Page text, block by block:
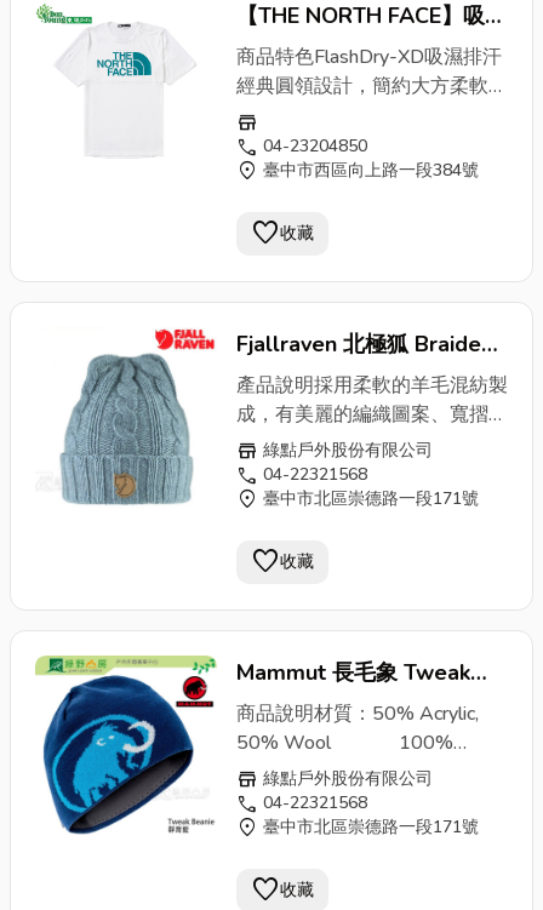
詢問04-22321568◆使用高品
質的50％羊毛和50％的Acrylic
混紡而成◆帽頂六道冠形縫合，
內部刷絨頭帶，透氣吸汗讓頭部
保持乾爽。尺寸：ONE SIZE重
wool / 50% Acrylic、
Microfleece用途：登山、攀
岩、健行、旅行、跑步
【THE NORTH FACE】吸溼
排汗男款撞色LOGO短袖T
恤/49A5P7U
商品特色FlashDry-XD吸濕排汗
經典圓領設計，簡約大方柔軟易
打理材質，親膚舒適材質：聚酯
纖維貨號：NF0A49A5P7U1因
與實體店面同步銷售，【商品購
喔！】
store
call 04-23204850
location_on 臺中市西區向上路一段384號
favorite收藏
Fjallraven 北極狐 Braided
針織羊毛帽 Knit 保暖帽 皮
革 logo霜綠 77377-664
產品說明採用柔軟的羊毛混紡製
成，有美麗的編織圖案、寬摺邊
帽緣，以及皮革logo點綴。以
80%的羊毛混紡20%的
polyamide製成寬摺邊帽緣皮革
狀態依然能提供溫暖polyamide
F77377系列：Outdoor重量：
Polyamide
store 綠點戶外股份有限公司
call 04-22321568
location_on 臺中市北區崇德路一段171號
favorite收藏
Mammut 長毛象 Tweak
Beanie 保暖編織帽 保暖帽
毛線帽 群青藍
MO201351F080 綠野山房
商品說明材質：50% Acrylic,
50% Wool 100%
Polyester尺碼：one size 重
量：40 g 特點：*細緻的編織帽
*內裡超細保暖纖維 *Mammut
動、滑雪商品說明材質：50%
store 綠點戶外股份有限公司
call 04-22321568
location_on 臺中市北區崇德路一段171號
favorite收藏